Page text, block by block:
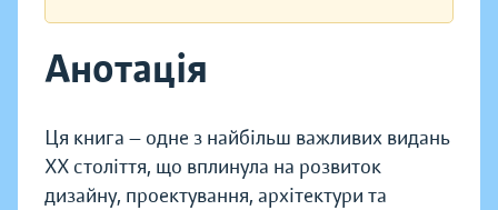
Анотація
Ця книга — одне з найбільш важливих видань
XX століття, що вплинула на розвиток
дизайну, проектування, архітектури та